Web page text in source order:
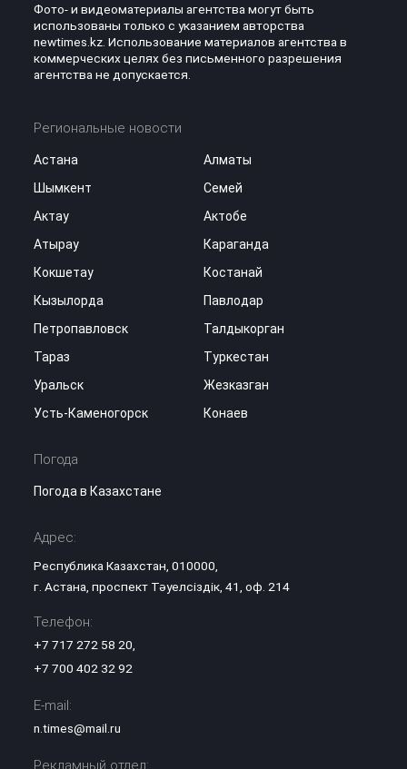
Фото- и видеоматериалы агентства могут быть
использованы только с указанием авторства
newtimes.kz. Использование материалов агентства в
коммерческих целях без письменного разрешения
агентства не допускается.
Региональные новости
Астана
Алматы
Шымкент
Семей
Актау
Актобе
Атырау
Караганда
Кокшетау
Костанай
Кызылорда
Павлодар
Петропавловск
Талдыкорган
Тараз
Туркестан
Уральск
Жезказган
Усть-Каменогорск
Конаев
Погода
Погода в Казахстане
Адрес:
Республика Казахстан, 010000,
г. Астана, проспект Тәуелсіздік, 41, оф. 214
Телефон:
+7 717 272 58 20
+7 700 402 32 92
E-mail:
n.times@mail.ru
Рекламный отдел: